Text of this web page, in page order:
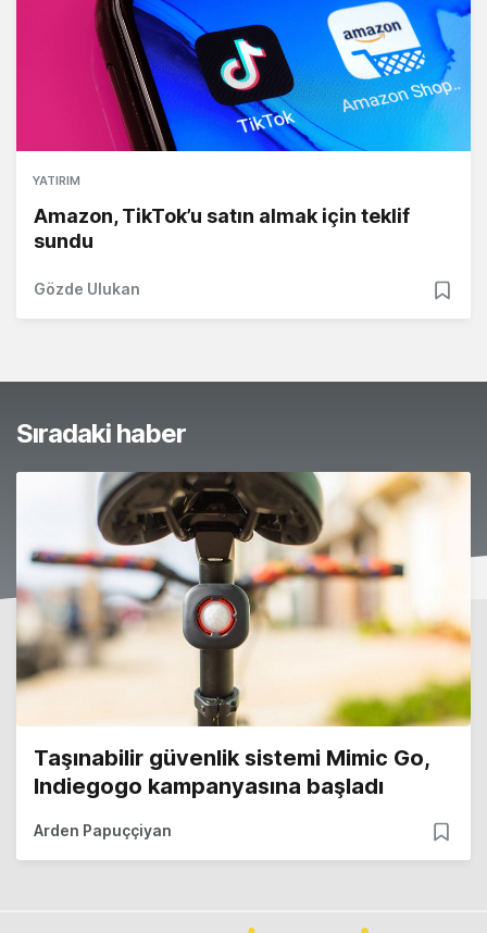
YATIRIM
Amazon, TikTok’u satın almak için teklif
sundu
Gözde Ulukan
Sıradaki haber
Taşınabilir güvenlik sistemi Mimic Go,
Indiegogo kampanyasına başladı
Arden Papuççiyan